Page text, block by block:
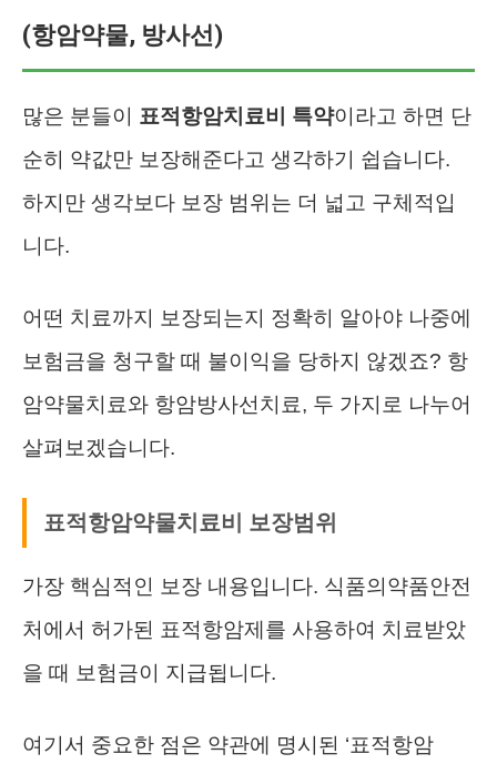
(항암약물, 방사선)
많은 분들이 표적항암치료비 특약이라고 하면 단
순히 약값만 보장해준다고 생각하기 쉽습니다.
하지만 생각보다 보장 범위는 더 넓고 구체적입
니다.
어떤 치료까지 보장되는지 정확히 알아야 나중에
보험금을 청구할 때 불이익을 당하지 않겠죠? 항
암약물치료와 항암방사선치료, 두 가지로 나누어
살펴보겠습니다.
표적항암약물치료비 보장범위
가장 핵심적인 보장 내용입니다. 식품의약품안전
처에서 허가된 표적항암제를 사용하여 치료받았
을 때 보험금이 지급됩니다.
여기서 중요한 점은 약관에 명시된 ‘표적항암